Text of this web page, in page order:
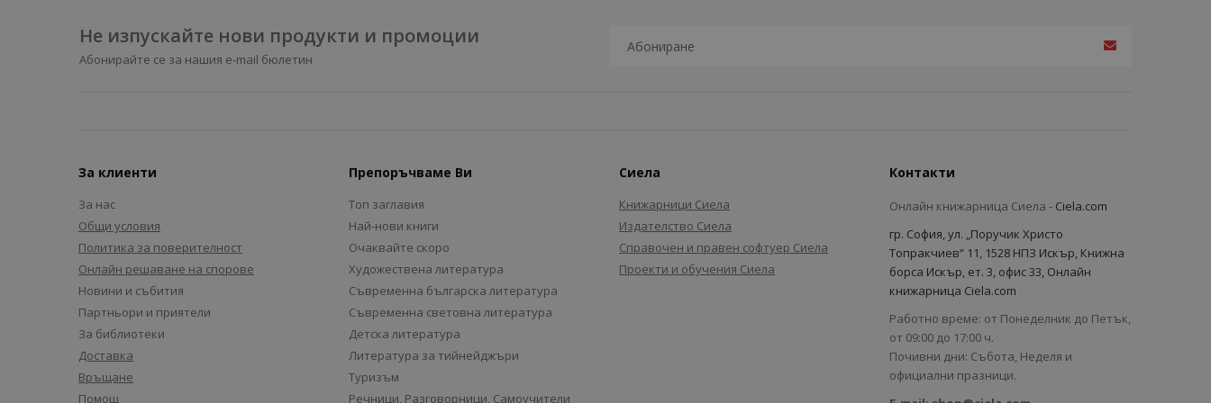
Не изпускайте нови продукти и промоции
Абонирайте се за нашия e-mail бюлетин
За клиенти
За нас
Общи условия
Политика за поверителност
Онлайн решаване на спорове
Новини и събития
Партньори и приятели
За библиотеки
Доставка
Връщане
Помощ
Препоръчваме Ви
Топ заглавия
Най-нови книги
Очаквайте скоро
Художествена литература
Съвременна българска литература
Съвременна световна литература
Детска литература
Литература за тийнейджъри
Туризъм
Речници, Разговорници, Самоучители
Сиела
Книжарници Сиела
Издателство Сиела
Справочен и правен софтуер Сиела
Проекти и обучения Сиела
Контакти
Онлайн книжарница Сиела - Ciela.com
гр. София, ул. „Поручик Христо
Топракчиев“ 11, 1528 НПЗ Искър, Книжна
борса Искър, ет. 3, офис 33, Онлайн
книжарница Ciela.com
Работно време: от Понеделник до Петък,
от 09:00 до 17:00 ч.
Почивни дни: Събота, Неделя и
официални празници.